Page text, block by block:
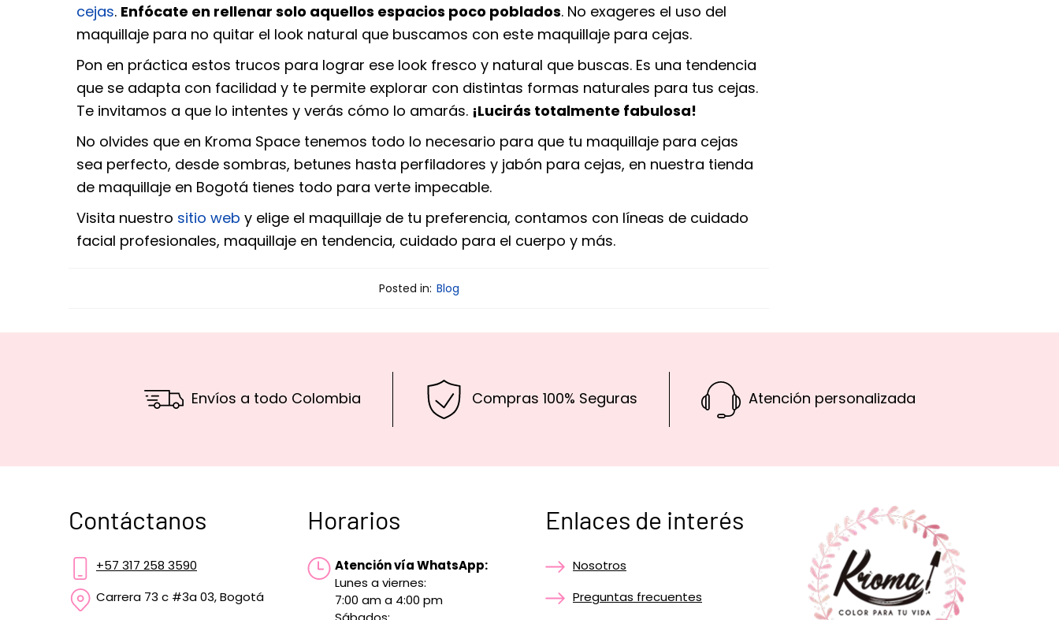
cejas. Enfócate en rellenar solo aquellos espacios poco poblados. No exageres el uso del
maquillaje para no quitar el look natural que buscamos con este maquillaje para cejas.
Pon en práctica estos trucos para lograr ese look fresco y natural que buscas. Es una tendencia
que se adapta con facilidad y te permite explorar con distintas formas naturales para tus cejas.
Te invitamos a que lo intentes y verás cómo lo amarás. ¡Lucirás totalmente fabulosa!
No olvides que en Kroma Space tenemos todo lo necesario para que tu maquillaje para cejas
sea perfecto, desde sombras, betunes hasta perfiladores y jabón para cejas, en nuestra tienda
de maquillaje en Bogotá tienes todo para verte impecable.
Visita nuestro sitio web y elige el maquillaje de tu preferencia, contamos con líneas de cuidado
facial profesionales, maquillaje en tendencia, cuidado para el cuerpo y más.
Posted in: Blog
Envíos a todo Colombia Compras 100% Seguras Atención personalizada
Contáctanos
+57 317 258 3590
Carrera 73 c #3a 03, Bogotá
Horarios
Atención vía WhatsApp:
Lunes a viernes:
7:00 am a 4:00 pm
Enlaces de interés
Nosotros
Preguntas frecuentes